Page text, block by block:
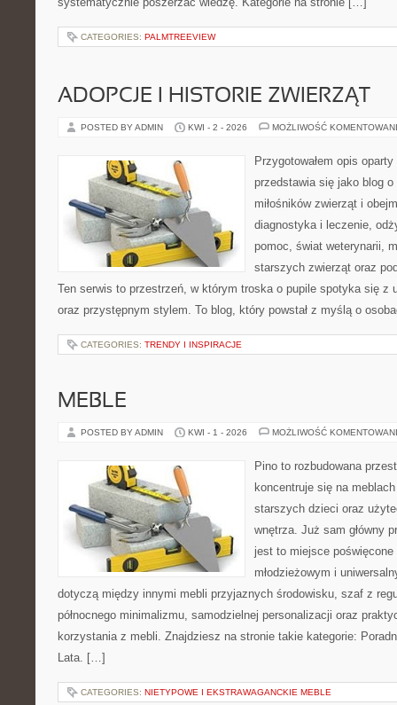
CATEGORIES: PALMTREEVIEW
ADOPCJE I HISTORIE ZWIERZĄT
POSTED BY ADMIN KWI - 2 - 2026 MOŻLIWOŚĆ
Przygotowałem opis
przedstawia się jako blog
miłośników zwierząt i
diagnostyka i leczenie,
pomoc, świat weterynarii,
starszych zwierząt oraz
Ten serwis to przestrzeń, w którym troska o pupile spotyka się z
oraz przystępnym stylem. To blog, który powstał z myślą o
CATEGORIES: TRENDY I INSPIRACJE
MEBLE
POSTED BY ADMIN KWI - 1 - 2026 MOŻLIWOŚĆ
Pino to rozbudowana
koncentruje się na
starszych dzieci oraz
wnętrza. Już sam główny
jest to miejsce
młodzieżowym i
dotyczą między innymi mebli przyjaznych środowisku, szaf z
północnego minimalizmu, samodzielnej personalizacji oraz
korzystania z mebli. Znajdziesz na stronie takie kategorie:
Lata. […]
CATEGORIES: NIETYPOWE I EKSTRAWAGANCKIE MEBLE